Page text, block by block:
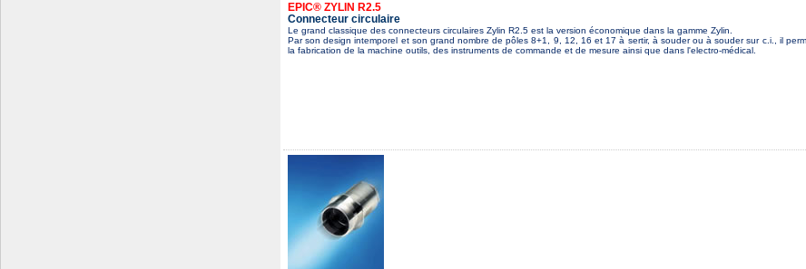
EPIC® ZYLIN R2.5
Connecteur circulaire
Le grand classique des connecteurs circulaires Zylin R2.5 est la version économique dans la gamme Zylin.
Par son design intemporel et son grand nombre de pôles 8+1, 9, 12, 16 et 17 à sertir, à souder ou à souder sur c.i., il
la fabrication de la machine outils, des instruments de commande et de mesure ainsi que dans l'electro-médical.